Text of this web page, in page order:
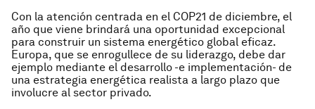
Con la atención centrada en el COP21 de diciembre, el
año que viene brindará una oportunidad excepcional
para construir un sistema energético global eficaz.
Europa, que se enrogullece de su liderazgo, debe dar
ejemplo mediante el desarrollo -e implementación- de
una estrategia energética realista a largo plazo que
involucre al sector privado.